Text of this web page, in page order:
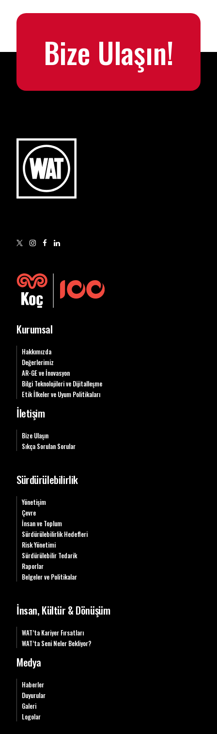
Bize Ulaşın!
Kurumsal
Hakkımızda
Değerlerimiz
AR-GE ve İnovasyon
Bilgi Teknolojileri ve Dijitalleşme
Etik İlkeler ve Uyum Politikaları
İletişim
Bize Ulaşın
Sıkça Sorulan Sorular
Sürdürülebilirlik
Yönetişim
Çevre
İnsan ve Toplum
Sürdürülebilirlik Hedefleri
Risk Yönetimi
Sürdürülebilir Tedarik
Raporlar
Belgeler ve Politikalar
İnsan, Kültür & Dönüşüm
WAT’ta Kariyer Fırsatları
WAT’ta Seni Neler Bekliyor?
Medya
Haberler
Duyurular
Galeri
Logolar